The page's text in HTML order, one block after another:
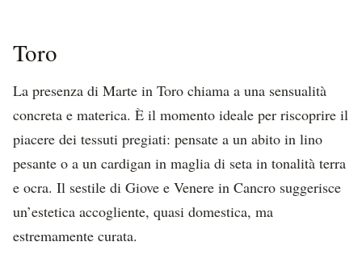
Toro
La presenza di Marte in Toro chiama a una sensualità
concreta e materica. È il momento ideale per riscoprire il
piacere dei tessuti pregiati: pensate a un abito in lino
pesante o a un cardigan in maglia di seta in tonalità terra
e ocra. Il sestile di Giove e Venere in Cancro suggerisce
un’estetica accogliente, quasi domestica, ma
estremamente curata.